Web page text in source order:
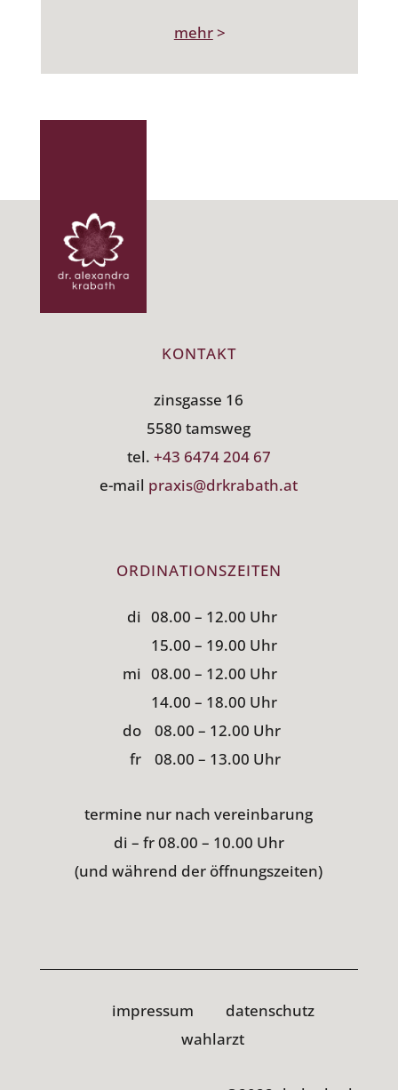
mehr>
KONTAKT
zinsgasse 16
5580 tamsweg
tel. +43 6474 204 67
e-mail praxis@drkrabath.at
ORDINATIONSZEITEN
di 08.00 – 12.00 Uhr
15.00 – 19.00 Uhr
mi 08.00 – 12.00 Uhr
14.00 – 18.00 Uhr
do
08.00 – 12.00 Uhr
fr
08.00 – 13.00 Uhr
termine nur nach vereinbarung
di – fr 08.00 – 10.00 Uhr
(und während der öffnungszeiten)
impressum
datenschutz
wahlarzt